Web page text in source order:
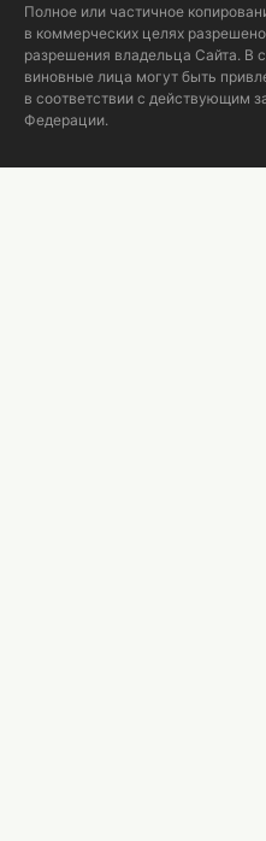
Полное или частичное
в коммерческих целях
разрешения владельца Сайта. В
виновные лица могут быть
в соответствии с действующим
Федерации.